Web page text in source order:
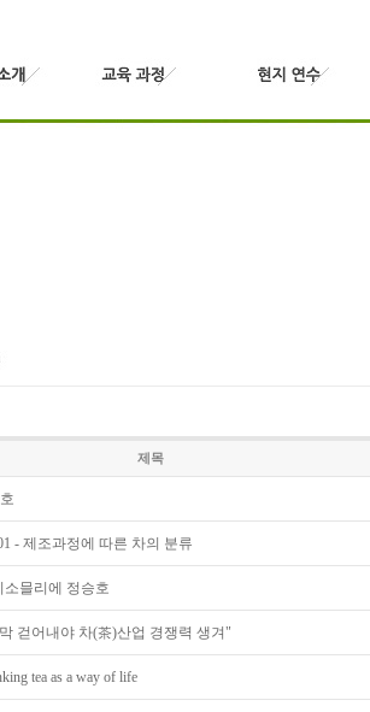
제목
- 제조과정에 따른 차의 분류
소믈리에 정승호
걷어내야 차(茶)산업 경쟁력 생겨"
tea as a way of life